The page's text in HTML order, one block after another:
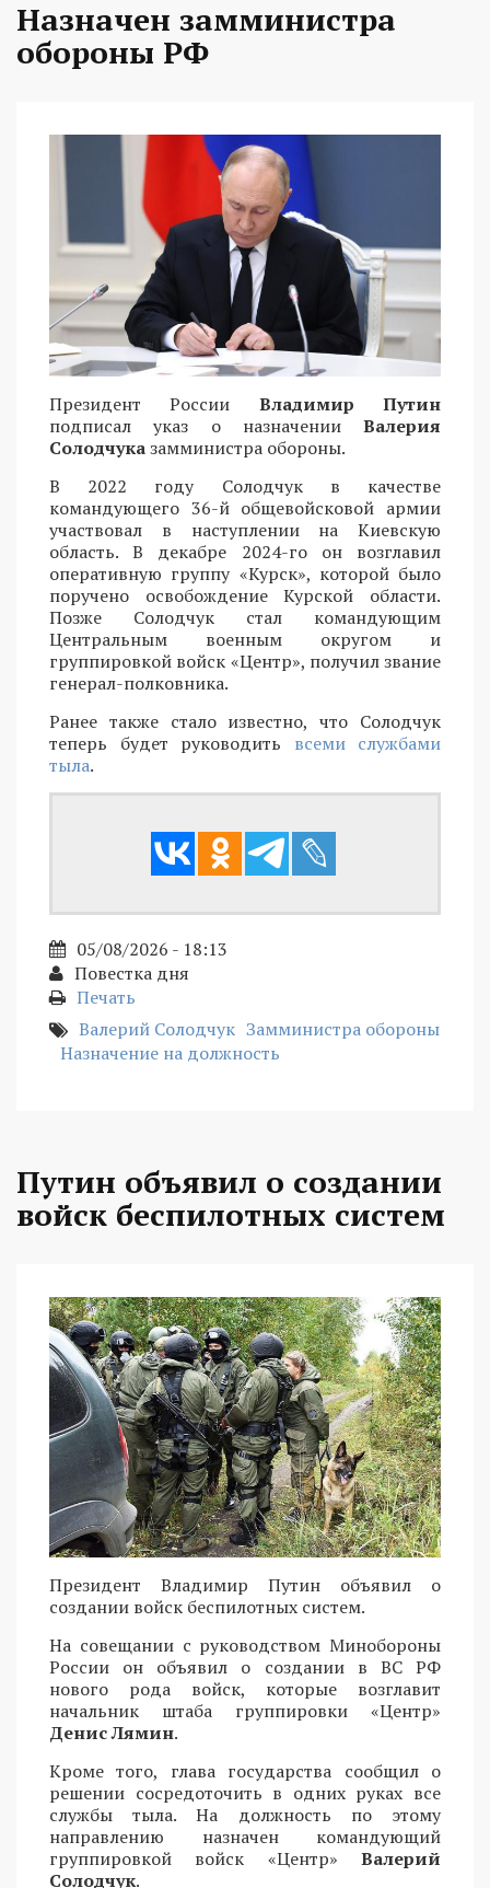
Назначен замминистра
обороны РФ
Президент России Владимир Путин
подписал указ о назначенииВалерия
Солодчуказамминистра обороны.
В 2022 году Солодчук в качестве
командующего 36-й общевойсковой армии
участвовал в наступлении на Киевскую
область. В декабре 2024-го он возглавил
оперативную группу «Курск», которой было
поручено освобождение Курской области.
Позже Солодчук стал командующим
Центральным военным округом и
группировкой войск «Центр», получил звание
генерал-полковника.
Ранее также стало известно, что Солодчук
теперь будет руководить всеми службами
тыла.
05/08/2026 - 18:13
Повестка дня
Печать
Валерий Солодчук Замминистра обороны
Назначение на должность
Путин объявил о создании
войск беспилотных систем
Президент Владимир Путин объявил о
создании войск беспилотных систем.
На совещании с руководством Минобороны
России он объявил о создании в ВС РФ
нового рода войск, которые возглавит
начальник штаба группировки «Центр»
Денис Лямин.
Кроме того, глава государства сообщил о
решении сосредоточить в одних руках все
службы тыла. На должность по этому
направлению назначен командующий
группировкой войск «Центр» Валерий
Солодчук.